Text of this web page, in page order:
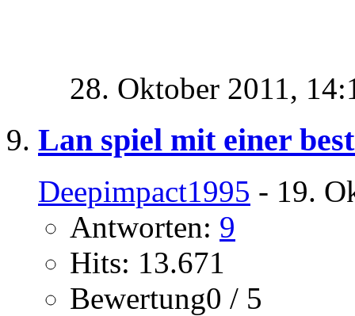
28. Oktober 2011,
Lan spiel mit einer
Deepimpact1995 - 19.
Antworten: 9
Hits: 13.671
Bewertung0 / 5